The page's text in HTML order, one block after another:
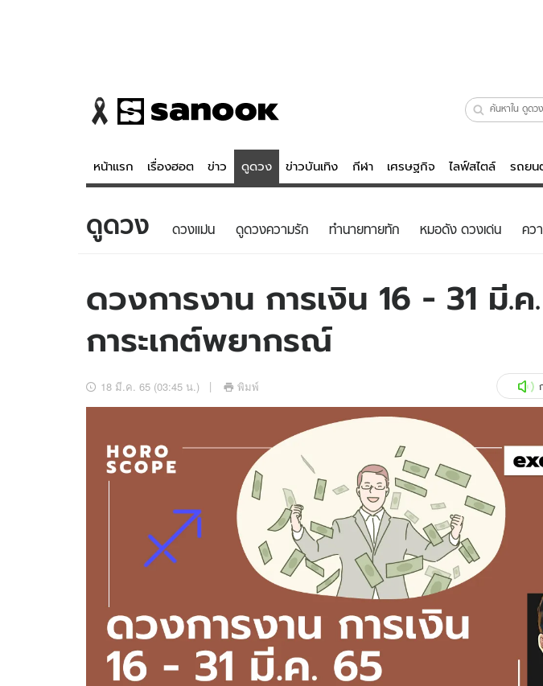
หน้าแรก เรื่องฮอต ข่าว ดูดวง ข่าวบันเทิง กีฬา เศรษฐกิจ ไลฟ์สไตล์ รถยน
ข่าว
ข่าวบันเทิง
ข่าวกีฬา
ข่าวเศรษฐกิจ
อัปเดตจีน
เช็กข่าวชัวร์
ดูดวง - ตรวจหวย
สถิติหวยไทย
หวยลาว
ไลฟ์สไตล์
วัยรุ่น
สุขภาพ
เที่ยว-กิน
Sanook
ดาวน์โหลดสนุกแอปฟรี ติดตามสนุกโซเชียลได้ที่
บริษัท อิมเมจ ฟิวเจอร์ (ประเทศไทย) จำกัด
ดูดวง ดวงแม่น ดูดวงความรัก ทํานายทายทัก หมอดัง ดวงเด่น คว
ดวงการงาน การเงิน 16 - 31 มี.
การะเกต์พยากรณ์
18 มี.ค. 65 (03:45 น.) พิมพ์